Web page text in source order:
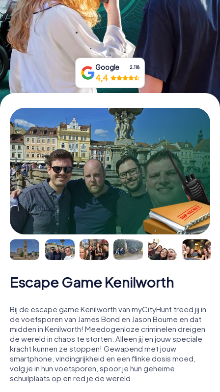
Boek tickets
Koop cadeaubonnen
Google 2.118
4,4
Escape Game Kenilworth
Bij de escape game Kenilworth van myCityHunt treed jij in
de voetsporen van James Bond en Jason Bourne en dat
midden in Kenilworth! Meedogenloze criminelen dreigen
de wereld in chaos te storten. Alleen jij en jouw speciale
kracht kunnen ze stoppen! Gewapend met jouw
smartphone, vindingrijkheid en een flinke dosis moed,
volg je in hun voetsporen, spoor je hun geheime
schuilplaats op en red je de wereld.